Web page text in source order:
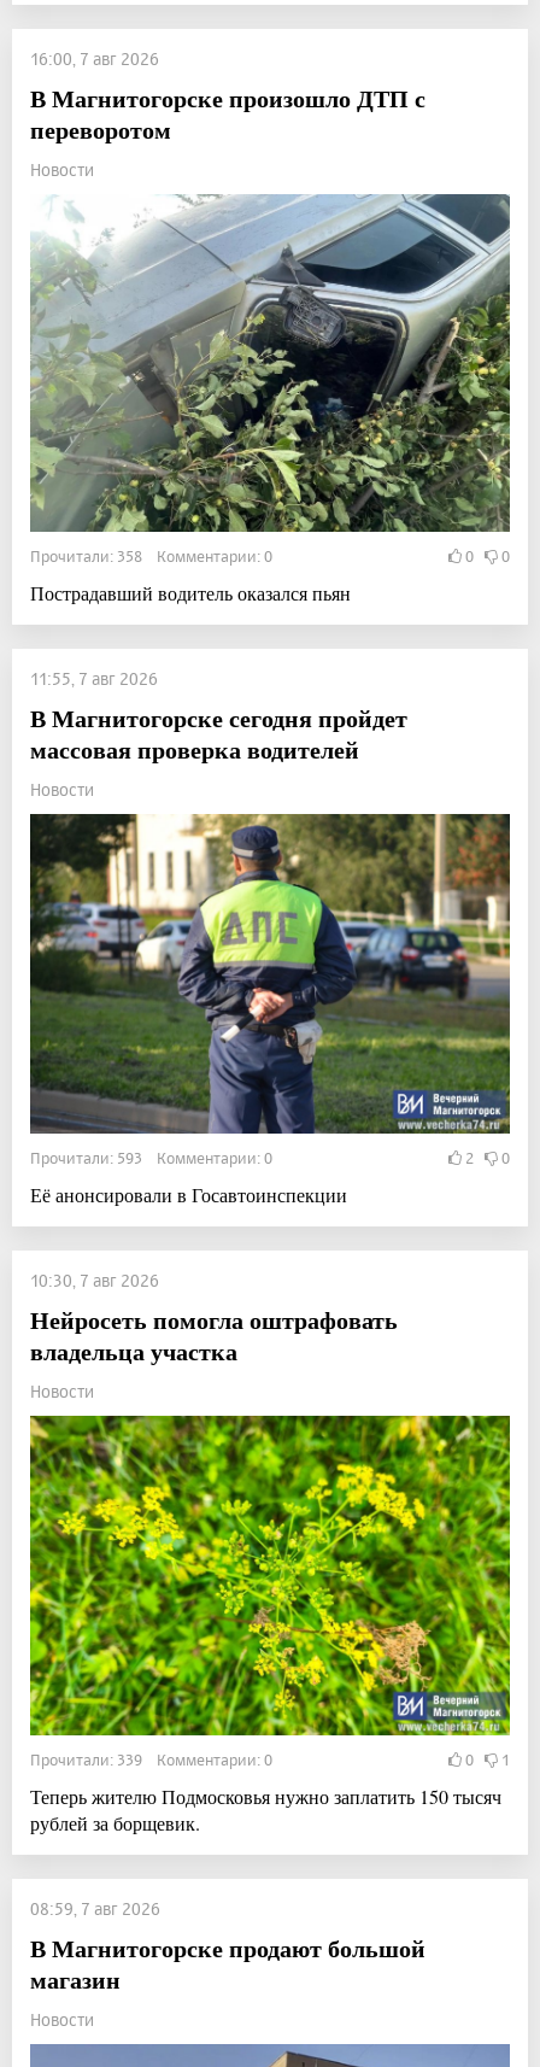
16:00, 7 авг 2026
В Магнитогорске произошло ДТП с
переворотом
Новости
Прочитали: 358 Комментарии: 0 0 0
Пострадавший водитель оказался пьян
11:55, 7 авг 2026
В Магнитогорске сегодня пройдет
массовая проверка водителей
Новости
Прочитали: 593 Комментарии: 0 2 0
Её анонсировали в Госавтоинспекции
10:30, 7 авг 2026
Нейросеть помогла оштрафовать
владельца участка
Новости
Прочитали: 339 Комментарии: 0 0 1
Теперь жителю Подмосковья нужно заплатить 150 тысяч
рублей за борщевик.
08:59, 7 авг 2026
В Магнитогорске продают большой
магазин
Новости